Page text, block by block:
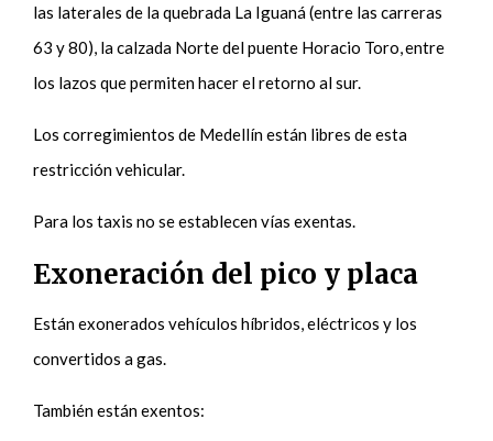
las laterales de la quebrada La Iguaná (entre las carreras
63 y 80), la calzada Norte del puente Horacio Toro, entre
los lazos que permiten hacer el retorno al sur.
Los corregimientos de Medellín están libres de esta
restricción vehicular.
Para los taxis no se establecen vías exentas.
Exoneración del pico y placa
Están exonerados vehículos híbridos, eléctricos y los
convertidos a gas.
También están exentos: